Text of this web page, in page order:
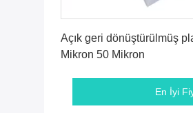
Açık geri dönüştürülmüş
Mikron 50 Mikron
En İyi